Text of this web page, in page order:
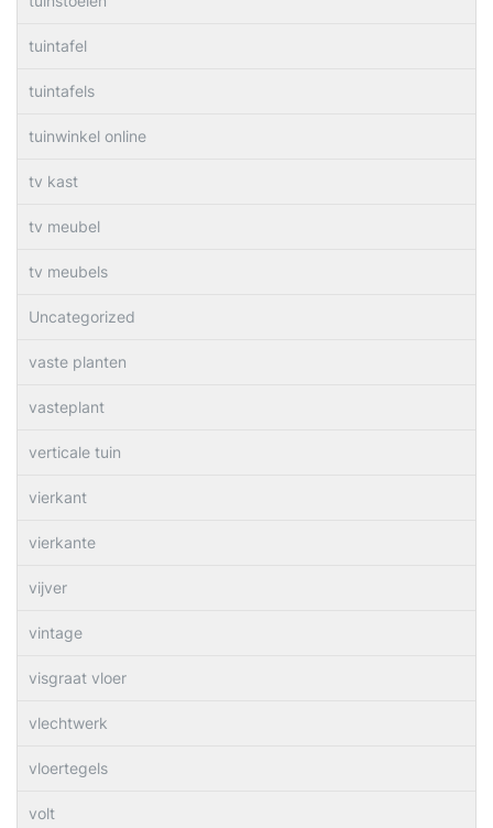
tuintafel
tuintafels
tuinwinkel online
tv kast
tv meubel
tv meubels
Uncategorized
vaste planten
vasteplant
verticale tuin
vierkant
vierkante
vijver
vintage
visgraat vloer
vlechtwerk
vloertegels
volt